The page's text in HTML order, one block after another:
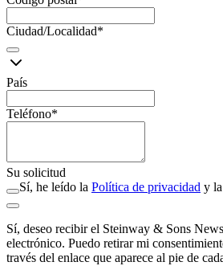
Ciudad/Localidad*
País
Teléfono*
Su solicitud
Sí, he leído la Política de privacidad y
Sí, deseo recibir el Steinway ⁠&⁠ Sons
electrónico. Puedo retirar mi
través del enlace que aparece al pie de